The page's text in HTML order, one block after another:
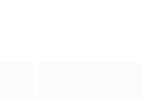
，未来似乎变得很具
乐进心系故土，毅然回村助